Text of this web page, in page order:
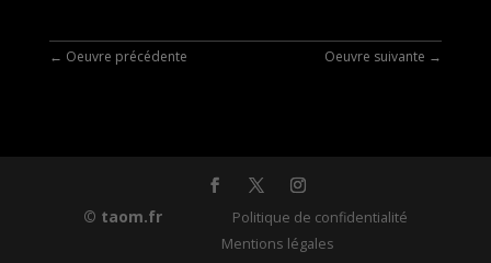
← Oeuvre précédente Oeuvre suivante →
© taom.fr
Politique de confidentialité
Mentions légales